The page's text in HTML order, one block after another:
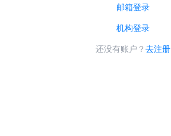
邮箱登录
机构登录
还没有账户？ 去注册